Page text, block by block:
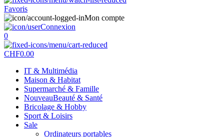
Favoris
Mon compte
Connexion
0
CHF0.00
IT & Multimédia
Maison & Habitat
Supermarché & Famille
NouveauBeauté & Santé
Bricolage & Hobby
Sport & Loisirs
Sale
Ordinateurs portables